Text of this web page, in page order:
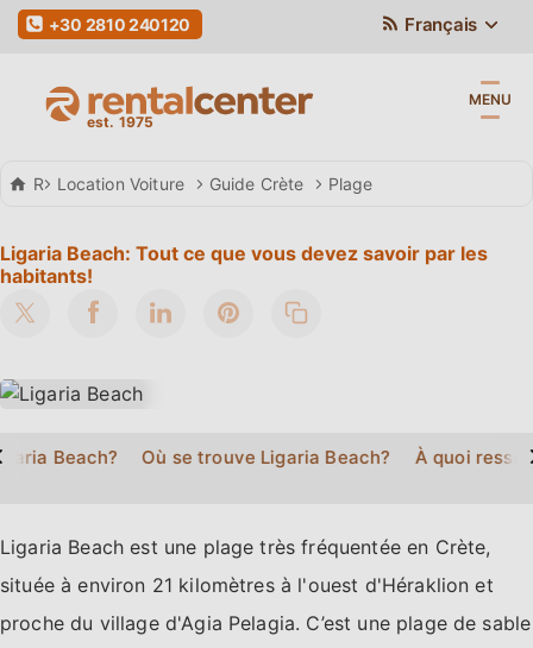
Français
+30 2810 240120
MENU
Rental Center Crete
Location Voiture Guide Crète Plage
Ligaria Beach: Tout ce que vous devez savoir par les
habitants!
Beach? Où se trouve Ligaria Beach? À quoi
Ligaria Beach est une plage très fréquentée en Crète,
située à environ 21 kilomètres à l'ouest d'Héraklion et
proche du village d'Agia Pelagia. C’est une plage de sable